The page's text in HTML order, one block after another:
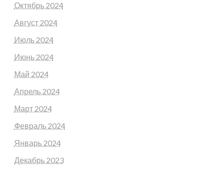
Октябрь 2024
Август 2024
Июль 2024
Июнь 2024
Май 2024
Апрель 2024
Март 2024
Февраль 2024
Январь 2024
Декабрь 2023